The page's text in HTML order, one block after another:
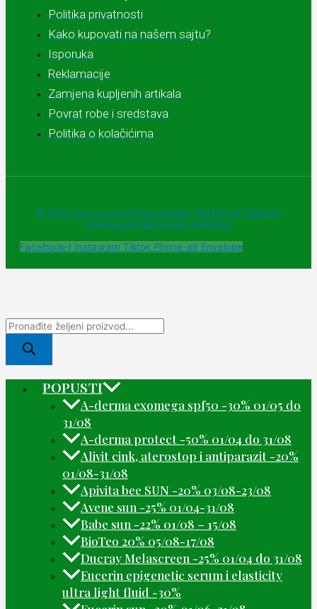
Politika privatnosti
Kako kupovati na našem sajtu?
Isporuka
Reklamacije
Zamjena kupljenih artikala
Povrat robe i sredstava
Politika o kolačićima
© 2025 - Sva prava zadržava Apoteke "Belladonna" Trebinje |
Powered and designed by Webherzz
Facebook-f Instagram Tiktok Phone-alt Envelope
POPUSTI
A-derma exomega spf50 -30% 01/05 do
31/08
A-derma protect -50% 01/04 do 31/08
Alivit cink, aterostop i antiparazit -20%
01/08-31/08
Apivita bee SUN -20% 03/08-23/08
Avene sun -25% 01/04-31/08
Babe sun -22% 01/08 – 15/08
BioTeo 20% 05/08-17/08
Ducray Melascreen -25% 01/04 do 31/08
Eucerin epigenetic serum i elasticity
ultra light fluid -30%